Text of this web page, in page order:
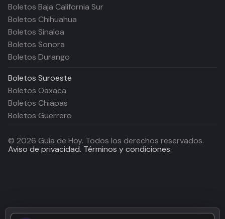
Boletos Baja California Sur
Boletos Chihuahua
Boletos Sinaloa
Boletos Sonora
Boletos Durango
Boletos Suroeste
Boletos Oaxaca
Boletos Chiapas
Boletos Guerrero
© 2026 Guía de Hoy. Todos los derechos reservados.
Aviso de privacidad. Términos y condiciones.